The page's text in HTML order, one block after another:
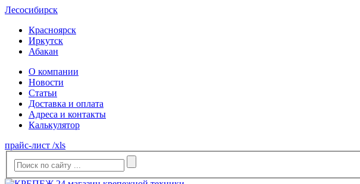
Лесосибирск
Красноярск
Иркутск
Абакан
О компании
Новости
Статьи
Доставка и оплата
Адреса и контакты
Калькулятор
прайс-лист /xls